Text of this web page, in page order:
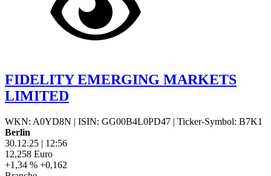
FIDELITY EMERGING MARKETS
LIMITED
WKN: A0YD8N | ISIN: GG00B4L0PD47 | Ticker-Symbol: B7K1
Berlin
30.12.25 | 12:56
12,258 Euro
+1,34 % +0,162